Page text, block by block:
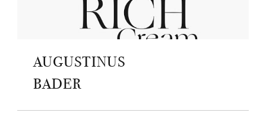
AUGUSTINUS
BADER